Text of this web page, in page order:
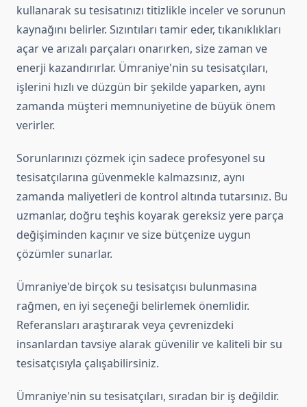
kullanarak su tesisatınızı titizlikle inceler ve sorunun
kaynağını belirler. Sızıntıları tamir eder, tıkanıklıkları
açar ve arızalı parçaları onarırken, size zaman ve
enerji kazandırırlar. Ümraniye'nin su tesisatçıları,
işlerini hızlı ve düzgün bir şekilde yaparken, aynı
zamanda müşteri memnuniyetine de büyük önem
verirler.
Sorunlarınızı çözmek için sadece profesyonel su
tesisatçılarına güvenmekle kalmazsınız, aynı
zamanda maliyetleri de kontrol altında tutarsınız. Bu
uzmanlar, doğru teşhis koyarak gereksiz yere parça
değişiminden kaçınır ve size bütçenize uygun
çözümler sunarlar.
Ümraniye'de birçok su tesisatçısı bulunmasına
rağmen, en iyi seçeneği belirlemek önemlidir.
Referansları araştırarak veya çevrenizdeki
insanlardan tavsiye alarak güvenilir ve kaliteli bir su
tesisatçısıyla çalışabilirsiniz.
Ümraniye'nin su tesisatçıları, sıradan bir iş değildir.